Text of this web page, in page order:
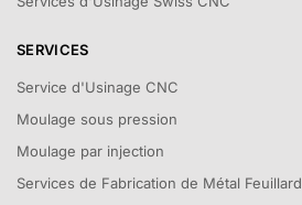
SERVICES
Service d'Usinage CNC
Moulage sous pression
Moulage par injection
Services de Fabrication de Métal Feuillard